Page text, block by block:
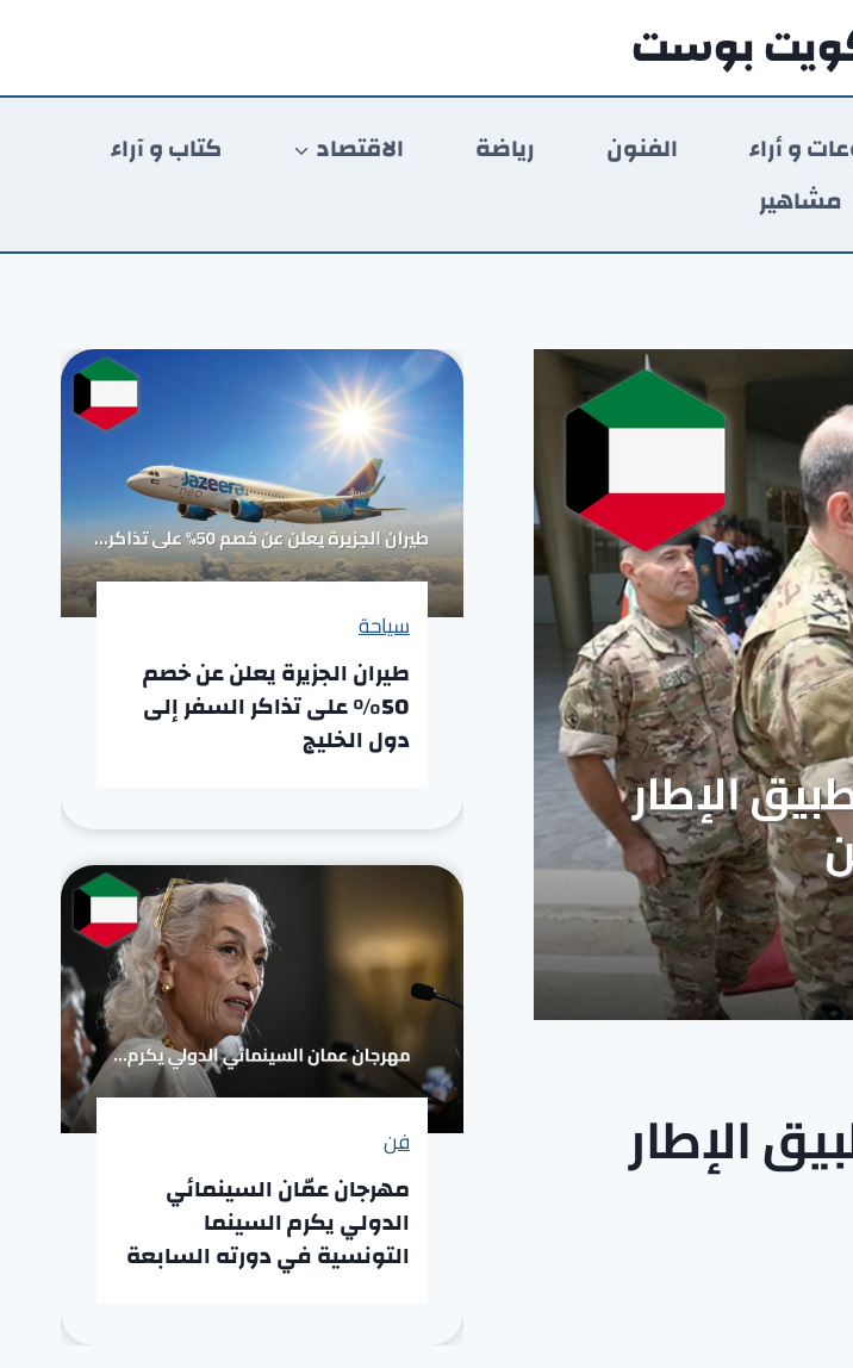
بوست
و أراء الفنون رياضة الاقتصاد
كتاب و آراء
مشاهير
الإطار
سياحة
طيران الجزيرة يعلن عن خصم
50% على تذاكر السفر إلى
دول الخليج
فن
مهرجان عمّان السينمائي
الدولي يكرم السينما
التونسية في دورته السابعة